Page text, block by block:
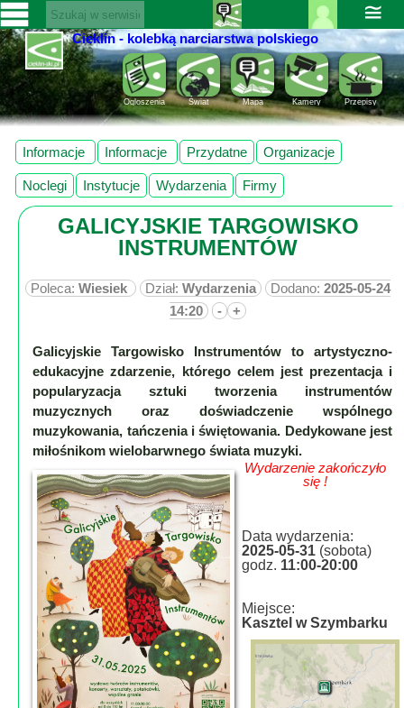
SERWISY
CIEKLIN-
SKI.PL
Wiadomości
Kultura
Sport
Fotorelacja
Narty
Ciekawostki
Lokalne
Informacje
Przydatne
Plakaty
Parafia
Instytucje
Organizacje
Cieklin
Noclegi
Zaloguj
się ››
Rejestracja
Pomoc
≅
Cieklin - kolebką narciarstwa polskiego
Przepisy
Kamery
Mapa
Świat
Ogloszenia
Informacje Informacje Przydatne Organizacje
Noclegi Instytucje Wydarzenia Firmy
GALICYJSKIE TARGOWISKO
INSTRUMENTÓW
Poleca:Wiesiek Dział:Wydarzenia Dodano:2025-05-24
14:20
- +
Galicyjskie Targowisko Instrumentów to artystyczno-
edukacyjne zdarzenie, którego celem jest prezentacja i
popularyzacja sztuki tworzenia instrumentów
muzycznych oraz doświadczenie wspólnego
muzykowania, tańczenia i świętowania. Dedykowane jest
miłośnikom wielobarwnego świata muzyki.
Wydarzenie zakończyło
się !
Data wydarzenia:
2025-05-31(sobota)
godz. 11:00-20:00
Miejsce:
Kasztel w Szymbarku